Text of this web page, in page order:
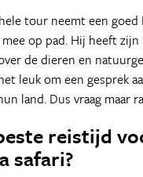
tour neemt een goed
op pad. Hij heeft
de dieren en
leuk om een gesprek
land. Dus vraag maar
reistijd
safari?